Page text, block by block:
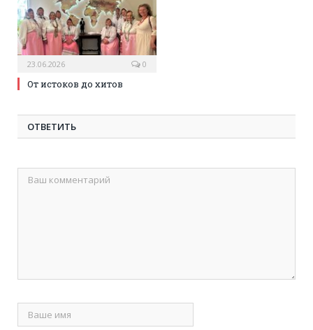
23.06.2026 0
От истоков до хитов
ОТВЕТИТЬ